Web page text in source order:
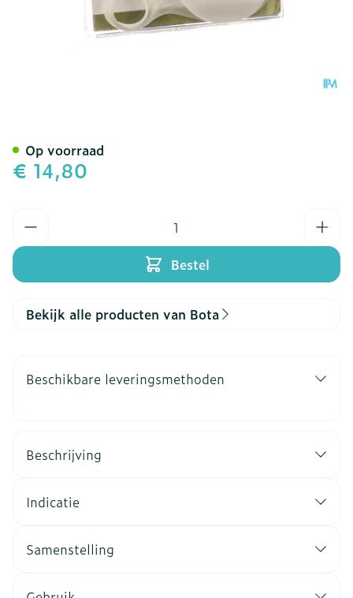
€ 14,80
Bestel
Op voorraad
Bekijk alle producten van Bota
Beschikbare leveringsmethoden
Beschrijving
Indicatie
Samenstelling